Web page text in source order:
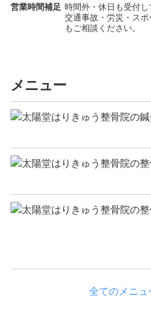
営業時間補足 時間外・休日も受付し
交通事故・労災・ス
もご相談ください。
メニュー
全てのメニュ